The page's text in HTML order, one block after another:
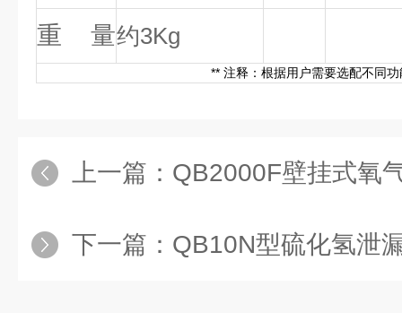
重 量约3Kg
** 注释：根据用户需要选配不同
上一篇： QB2000F壁挂式氧
下一篇： QB10N型硫化氢泄